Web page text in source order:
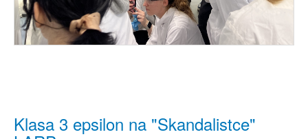
Klasa 3 epsilon na "Skandalistce"